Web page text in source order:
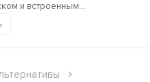
и встроенным...